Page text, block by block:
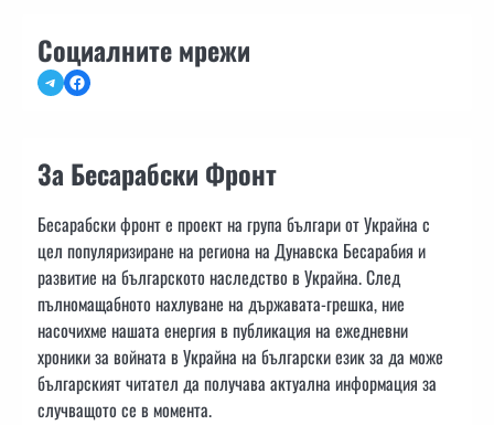
Социалните мрежи
TelegramFacebook
За Бесарабски Фронт
Бесарабски фронт е проект на група българи от Украйна с
цел популяризиране на региона на Дунавска Бесарабия и
развитие на българското наследство в Украйна. След
пълномащабното нахлуване на държавата-грешка, ние
насочихме нашата енергия в публикация на ежедневни
хроники за войната в Украйна на български език за да може
българският читател да получава актуална информация за
случващото се в момента.